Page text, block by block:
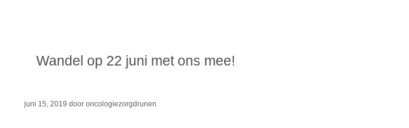
Wandel op 22 juni met ons mee!
juni 15, 2019 door oncologiezorgdrunen